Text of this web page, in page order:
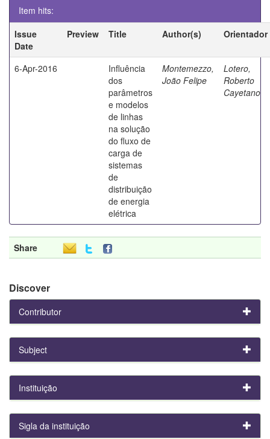
Item hits:
Issue
Date
Preview Title Author(s) Orientador
6-Apr-2016
Influência
dos
parâmetros
e modelos
de linhas
na solução
do fluxo de
carga de
sistemas
de
distribuição
de energia
elétrica
Montemezzo,
João Felipe
Lotero,
Roberto
Cayetano
Share
Discover
Contributor
Subject
Instituição
Sigla da instituição